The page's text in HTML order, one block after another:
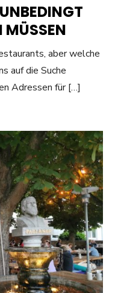
MÜSSEN
aber welche
auf die Suche
Adressen für […]